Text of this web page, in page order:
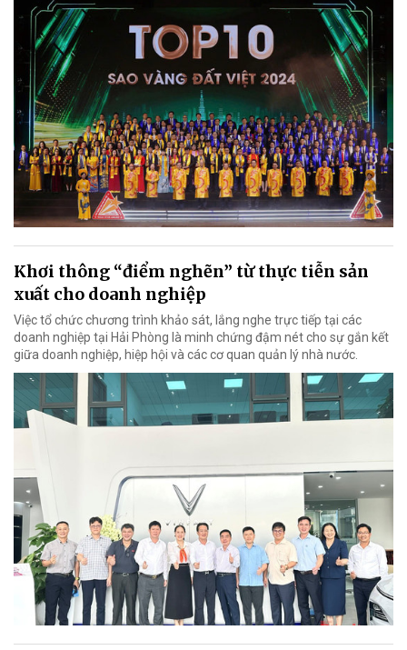
Khơi thông “điểm nghẽn” từ thực tiễn sản
xuất cho doanh nghiệp
Việc tổ chức chương trình khảo sát, lắng nghe trực tiếp tại các
doanh nghiệp tại Hải Phòng là minh chứng đậm nét cho sự gắn kết
giữa doanh nghiệp, hiệp hội và các cơ quan quản lý nhà nước.